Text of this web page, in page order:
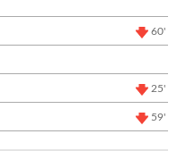
60'
25'
59'